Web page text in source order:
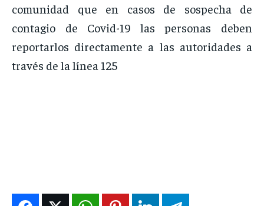
comunidad que en casos de sospecha de
contagio de Covid-19 las personas deben
reportarlos directamente a las autoridades a
través de la línea 125